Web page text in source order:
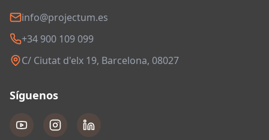
info@projectum.es
+34 900 109 099
C/ Ciutat d'elx 19, Barcelona, 08027
Síguenos